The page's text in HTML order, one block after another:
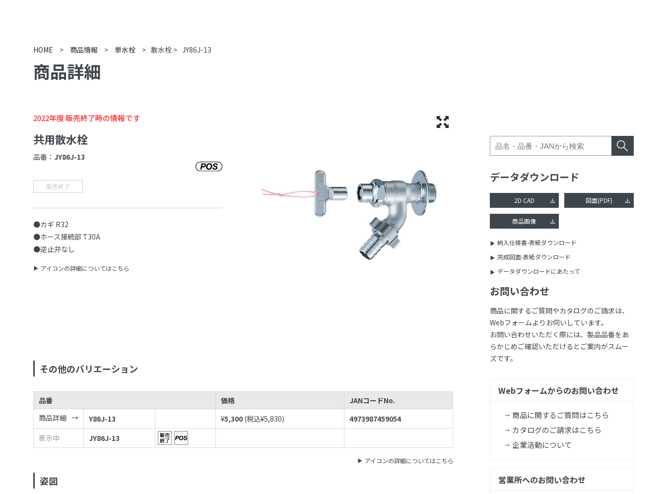
HOME > 商品情報 > 単水栓 > 散水栓 > JY86J-13
商品詳細
2022年度 販売終了時の情報です
共用散水栓
品番： JY86J-13
販売終了
●カギ R32
●ホース接続部 T30A
●逆止弁なし
アイコンの詳細についてはこちら
その他のバリエーション
品番 価格
JANコードNo.
商品詳細
Y86J-13 ¥5,300 (税込¥5,830)
4973987459054
表示中
JY86J-13
アイコンの詳細についてはこちら
姿図
データダウンロード
2D CAD 図面(PDF)
商品画像
納入仕様書-表紙ダウンロード
完成図面-表紙ダウンロード
データダウンロードにあたって
お問い合わせ
商品に関するご質問やカタログのご請求は、
Webフォームよりお伺いしています。
お問い合わせいただく際には、製品品番をあ
らかじめご確認いただけるとご案内がスムー
ズです。
Webフォームからのお問い合わせ
商品に関するご質問はこちら
カタログのご請求はこちら
企業活動について
営業所へのお問い合わせ